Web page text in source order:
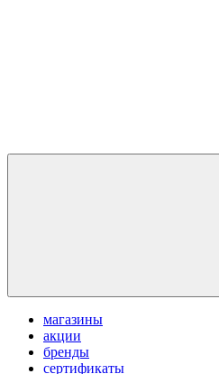
магазины
акции
бренды
сертификаты